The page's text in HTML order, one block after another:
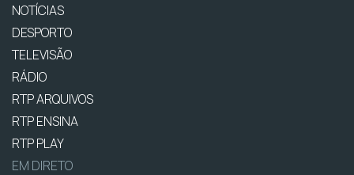
NOTÍCIAS
DESPORTO
TELEVISÃO
RÁDIO
RTP ARQUIVOS
RTP ENSINA
RTP PLAY
EM DIRETO